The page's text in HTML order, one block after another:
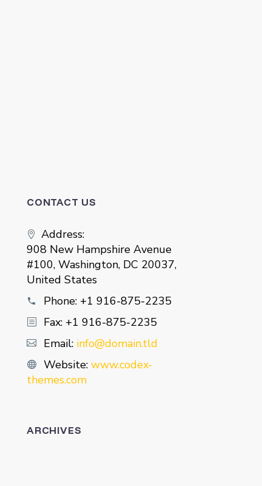
CONTACT US
Address:
908 New Hampshire Avenue
#100, Washington, DC 20037,
United States
Phone: +1 916-875-2235
Fax: +1 916-875-2235
Email: info@domain.tld
Website: www.codex-
themes.com
ARCHIVES